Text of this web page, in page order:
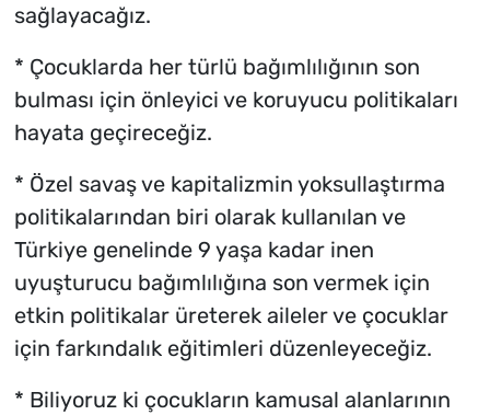
sağlayacağız.
* Çocuklarda her türlü bağımlılığının son
bulması için önleyici ve koruyucu politikaları
hayata geçireceğiz.
* Özel savaş ve kapitalizmin yoksullaştırma
politikalarından biri olarak kullanılan ve
Türkiye genelinde 9 yaşa kadar inen
uyuşturucu bağımlılığına son vermek için
etkin politikalar üreterek aileler ve çocuklar
için farkındalık eğitimleri düzenleyeceğiz.
* Biliyoruz ki çocukların kamusal alanlarının